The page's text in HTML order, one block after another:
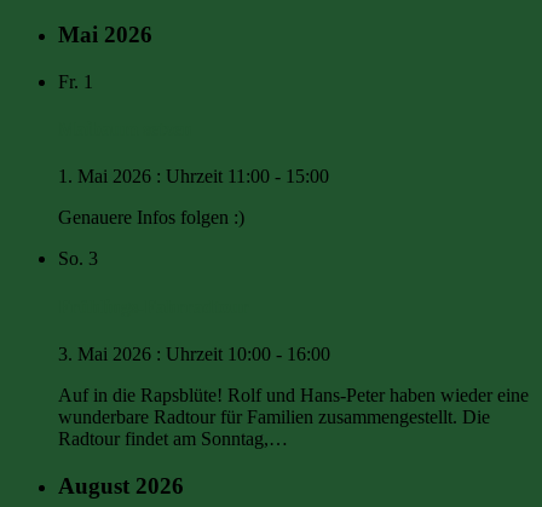
Mai 2026
Fr. 1
1. Mai 2026 : Uhrzeit 11:00 - 15:00
Genauere Infos folgen :)
So. 3
3. Mai 2026 : Uhrzeit 10:00 - 16:00
Auf in die Rapsblüte! Rolf und Hans-Peter haben wieder eine
wunderbare Radtour für Familien zusammengestellt. Die
Radtour findet am Sonntag,…
August 2026